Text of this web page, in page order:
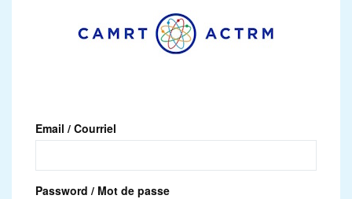
Email / Courriel
Password / Mot de passe